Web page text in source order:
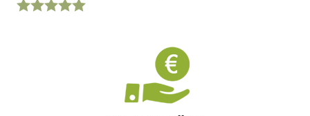
Stern Sterne Sterne Sterne Sterne